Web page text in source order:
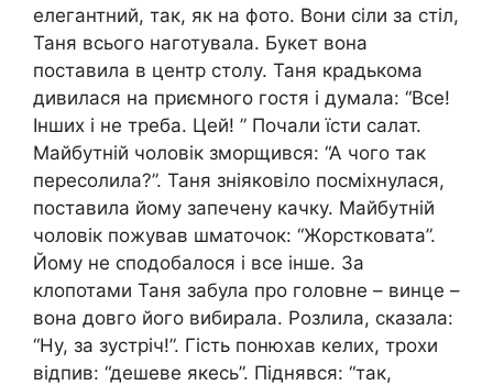
елегантний, так, як на фото. Вони сіли за стіл,
Таня всього наготувала. Букет вона
поставила в центр столу. Таня крадькома
дивилася на приємного гостя і думала: “Все!
Інших і не треба. Цей! ” Почали їсти салат.
Майбутній чоловік зморщився: “А чого так
пересолила?”. Таня зніяковіло посміхнулася,
поставила йому запечену качку. Майбутній
чоловік пожував шматочок: “Жорстковата”.
Йому не сподобалося і все інше. За
клопотами Таня забула про головне – винце –
вона довго його вибирала. Розлила, сказала:
“Ну, за зустріч!”. Гість понюхав келих, трохи
відпив: “дешеве якесь”. Піднявся: “так,